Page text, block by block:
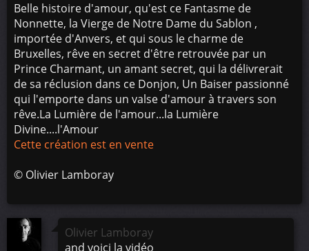
Belle histoire d'amour, qu'est ce Fantasme de
Nonnette, la Vierge de Notre Dame du Sablon ,
importée d'Anvers, et qui sous le charme de
Bruxelles, rêve en secret d'être retrouvée par un
Prince Charmant, un amant secret, qui la délivrerait
de sa réclusion dans ce Donjon, Un Baiser passionné
qui l'emporte dans un valse d'amour à travers son
rêve.La Lumière de l'amour...la Lumière
Divine....l'Amour
Cette création est en vente
© Olivier Lamboray
Olivier Lamboray
and voici la vidéo